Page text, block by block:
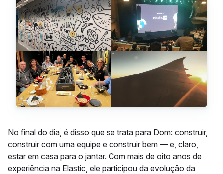
No final do dia, é disso que se trata para Dom: construir,
construir com uma equipe e construir bem — e, claro,
estar em casa para o jantar. Com mais de oito anos de
experiência na Elastic, ele participou da evolução da